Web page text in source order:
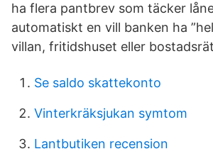
ha flera pantbrev som täcker
automatiskt en vill banken ha
villan, fritidshuset eller
Se saldo skattekonto
Vinterkräksjukan symtom
Lantbutiken recension